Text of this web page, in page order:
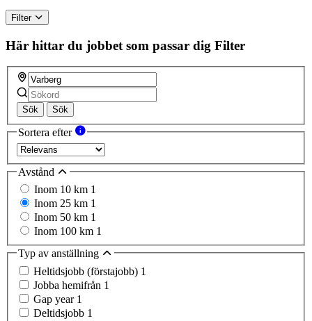
Filter
Här hittar du jobbet som passar dig Filter
Sök Sök
Sortera efter
Avstånd
Inom 10 km 1
Inom 25 km 1
Inom 50 km 1
Inom 100 km 1
Typ av anställning
Heltidsjobb (förstajobb) 1
Jobba hemifrån 1
Gap year 1
Deltidsjobb 1